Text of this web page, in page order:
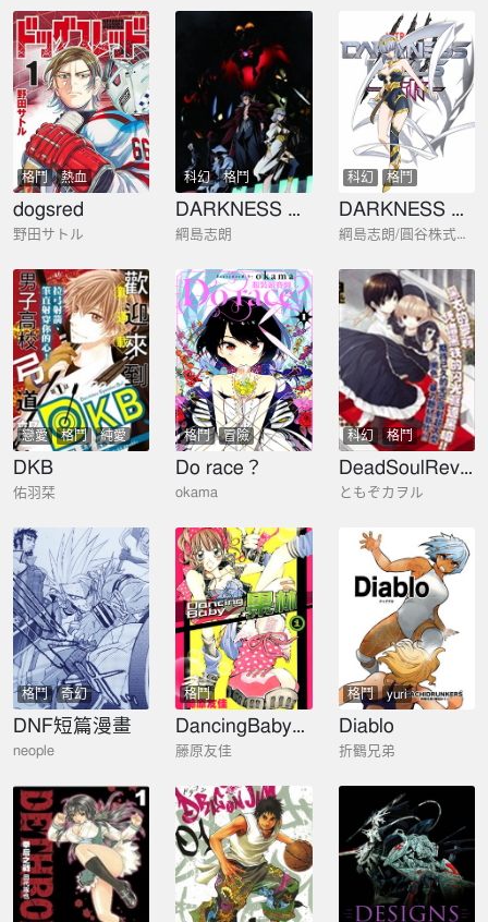
格鬥 熱血
dogsred
野田サトル
科幻 格鬥
DARKNESS HEELS~Lili~
綱島志朗
科幻 格鬥
DARKNESS HEELS~Lili~
綱島志朗/圓谷株式會社
戀愛 格鬥 純愛
DKB
佑羽栞
格鬥 冒險
Do race？
okama
科幻 格鬥
DeadSoulRevolver死亡靈魂左輪槍
ともぞカヲル
格鬥 奇幻
DNF短篇漫畫
neople
格鬥
DancingBaby果林
藤原友佳
格鬥 yuri
Diablo
折鶴兄弟